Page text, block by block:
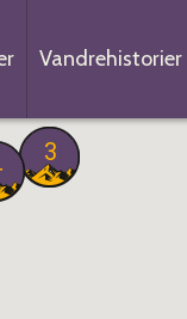
Vandrehistorier
3